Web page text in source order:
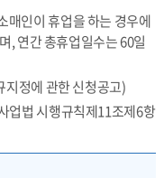
매인이 휴업을 하는 경우에
, 연간 총휴업일수는 60일
지정에 관한 신청공고)
업법 시행규칙제11조제6항